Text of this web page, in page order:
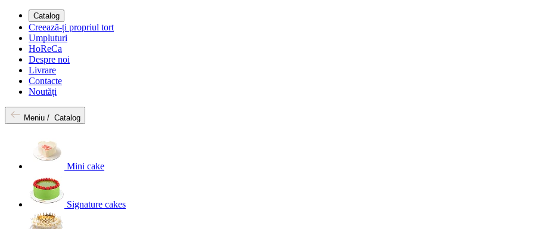
Catalog
Creează-ți propriul tort
Umpluturi
HoReCa
Despre noi
Livrare
Contacte
Noutăți
Meniu / Catalog
Mini cake
Signature cakes